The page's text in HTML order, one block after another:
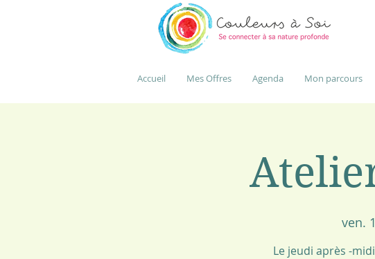
Accueil Mes Offres Agenda Mon parcours
ven.
Le jeudi après -